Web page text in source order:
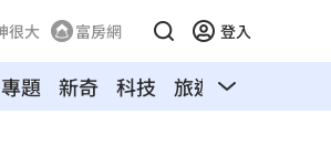
很大 富房網 登入
專題 新奇 科技 旅遊 汽車